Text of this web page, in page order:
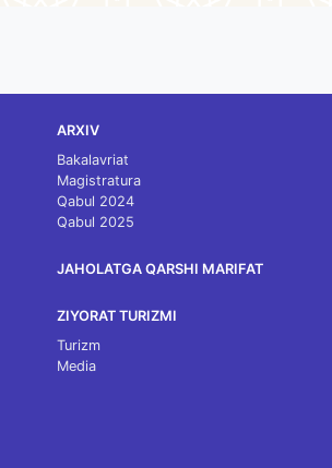
ARXIV
Bakalavriat
Magistratura
Qabul 2024
Qabul 2025
JAHOLATGA QARSHI MARIFAT
ZIYORAT TURIZMI
Turizm
Media